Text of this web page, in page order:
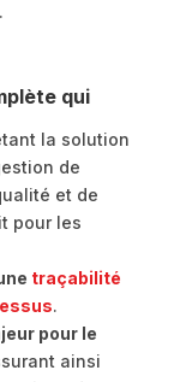
qui
la solution
de
et de
pour les
traçabilité
.
pour le
ainsi